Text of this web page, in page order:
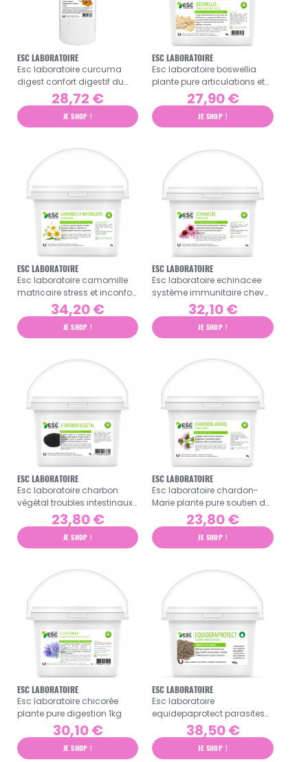
ESC LABORATOIRE
Esc laboratoire curcuma
digest confort digestif du
cheval 1L28,72 €
JE SHOP !
ESC LABORATOIRE
Esc laboratoire boswellia
plante pure articulations et
digestion 1kg27,90 €
JE SHOP !
ESC LABORATOIRE
Esc laboratoire camomille
matricaire stress et inconfort
digestif 1kg34,20 €
JE SHOP !
ESC LABORATOIRE
Esc laboratoire echinacee
système immunitaire cheval
32,10 €
JE SHOP !
ESC LABORATOIRE
Esc laboratoire charbon
végétal troubles intestinaux
23,80 €
JE SHOP !
ESC LABORATOIRE
Esc laboratoire chardon-
Marie plante pure soutien de
23,80 €
JE SHOP !
ESC LABORATOIRE
Esc laboratoire chicorée
plante pure digestion 1kg
30,10 €
JE SHOP !
ESC LABORATOIRE
Esc laboratoire
equidepaprotect parasites
intestinaux cheval 500g
38,50 €
JE SHOP !